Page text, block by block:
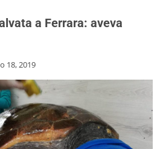
a Ferrara: aveva
18, 2019